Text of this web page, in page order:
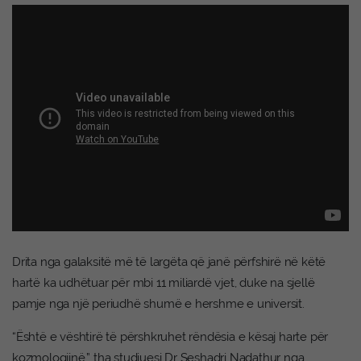
Drita nga galaksitë më të largëta që janë përfshirë në këtë
hartë ka udhëtuar për mbi 11 miliardë vjet, duke na sjellë
pamje nga një periudhë shumë e hershme e universit.
“Është e vështirë të përshkruhet rëndësia e kësaj harte për
kozmologjinë,” tha studiuesi Dr Seshadri Nadathur nga